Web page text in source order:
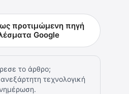
προτιμώμενη πηγή
Google
το άρθρο;
τεχνολογική